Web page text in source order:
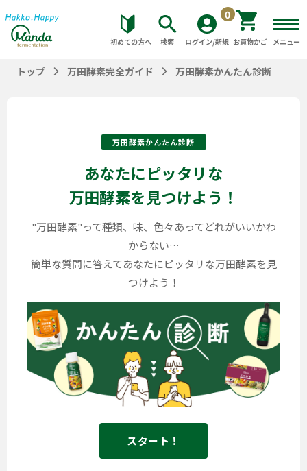
初めての方へ 検索 ログイン/新規お買物かご
0
メニュー
トップ 万田酵素完全ガイド 万田酵素かんたん診断
万田酵素かんたん診断
あなたにピッタリな
万田酵素を見つけよう！
"万田酵素"って種類、味、色々あってどれがいいかわ
からない…
簡単な質問に答えてあなたにピッタリな万田酵素を見
つけよう！
スタート！